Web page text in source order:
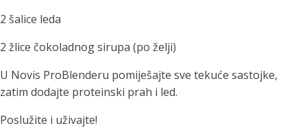
2 šalice leda
2 žlice čokoladnog sirupa (po želji)
U Novis ProBlenderu pomiješajte sve tekuće sastojke,
zatim dodajte proteinski prah i led.
Poslužite i uživajte!